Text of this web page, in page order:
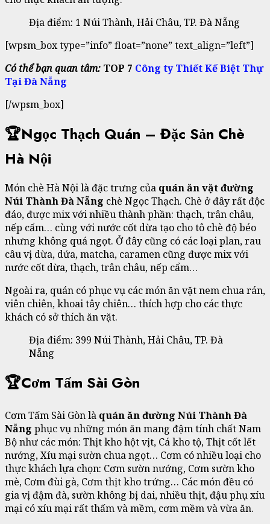
Địa điểm: 1 Núi Thành, Hải Châu, TP. Đà Nẵng
[wpsm_box type=”info” float=”none” text_align=”left”]
Có thể bạn quan tâm: TOP 7 Công ty Thiết Kế Biệt Thự
Tại Đà Nẵng
[/wpsm_box]
🏆Ngọc Thạch Quán – Đặc Sản Chè
Hà Nội
Món chè Hà Nội là đặc trưng của quán ăn vặt đường
Núi Thành Đà Nẵng chè Ngọc Thạch. Chè ở đây rất độc
đáo, được mix với nhiều thành phần: thạch, trân châu,
nếp cẩm… cùng với nước cốt dừa tạo cho tô chè độ béo
nhưng không quá ngọt. Ở đây cũng có các loại plan, rau
câu vị dừa, dứa, matcha, caramen cũng được mix với
nước cốt dừa, thạch, trân châu, nếp cẩm…
Ngoài ra, quán có phục vụ các món ăn vặt nem chua rán,
viên chiên, khoai tây chiên… thích hợp cho các thực
khách có sở thích ăn vặt.
Địa điểm: 399 Núi Thành, Hải Châu, TP. Đà
Nẵng
🏆Cơm Tấm Sài Gòn
Cơm Tấm Sài Gòn là quán ăn đường Núi Thành Đà
Nẵng phục vụ những món ăn mang đậm tính chất Nam
Bộ như các món: Thịt kho hột vịt, Cá kho tộ, Thịt cốt lết
nướng, Xíu mại sườn chua ngọt… Cơm có nhiều loại cho
thực khách lựa chọn: Cơm sườn nướng, Cơm sườn kho
mè, Cơm đùi gà, Cơm thịt kho trứng… Các món đều có
gia vị đậm đà, sườn không bị dai, nhiều thịt, đậu phụ xíu
mại có xíu mại rất thấm và mềm, cơm mềm và vừa ăn.